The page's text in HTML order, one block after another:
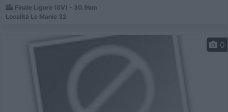
Finale Ligure (SV) - 30.9km
Località Le Manie 32
0